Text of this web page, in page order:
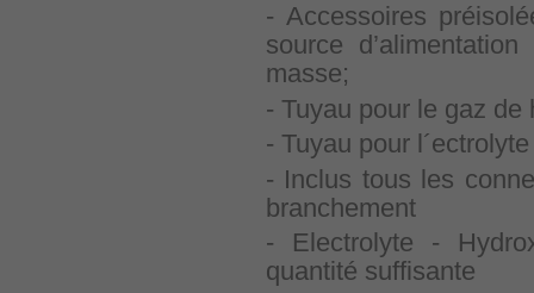
- Accessoires
source
masse;
- Tuyau pour le gaz de
- Tuyau pour
- Inclus tous les
branchement
- Electrolyte -
quantité suffisante